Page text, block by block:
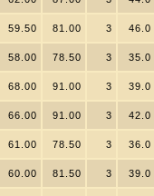
59.50 81.00 3 46.0
58.00 78.50 3 35.0
68.00 91.00 3 39.0
66.00 91.00 3 42.0
61.00 78.50 3 36.0
60.00 81.50 3 39.0